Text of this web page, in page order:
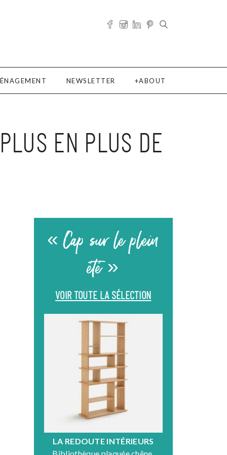
NEWSLETTER ABOUT
EN PLUS DE
« Cap sur le plein
été »
VOIR TOUTE LA SÉLECTION
LA REDOUTE INTÉRIEURS